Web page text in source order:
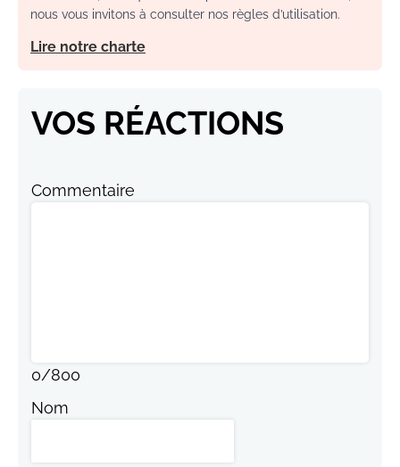
nous vous invitons à consulter nos règles d’utilisation.
Lire notre charte
VOS RÉACTIONS
Commentaire
0/800
Nom